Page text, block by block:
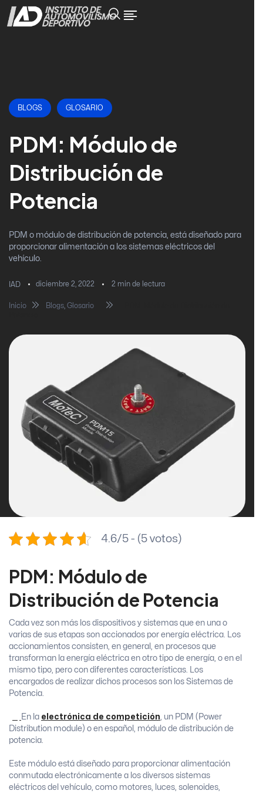
BLOGS GLOSARIO
PDM: Módulo de
Distribución de
Potencia
PDM o módulo de distribución de potencia, está diseñado para
proporcionar alimentación a los sistemas eléctricos del
vehículo.
IAD diciembre 2, 2022 2 min de lectura
Inicio Blogs, Glosario
4.6/5 - (5 votos)
PDM: Módulo de
Distribución de Potencia
Cada vez son más los dispositivos y sistemas que en una o
varias de sus etapas son accionados por energía eléctrica. Los
accionamientos consisten, en general, en procesos que
transforman la energía eléctrica en otro tipo de energía, o en el
mismo tipo, pero con diferentes características. Los
encargados de realizar dichos procesos son los Sistemas de
Potencia.
En la electrónica de competición , un PDM (Power
Distribution module) o en español, módulo de distribución de
potencia.
Este módulo está diseñado para proporcionar alimentación
conmutada electrónicamente a los diversos sistemas
eléctricos del vehículo, como motores, luces, solenoides,